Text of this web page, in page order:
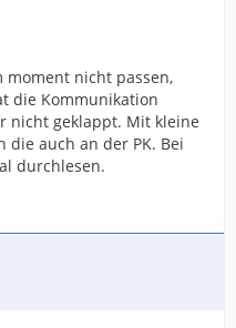
moment nicht passen,
die Kommunikation
nicht geklappt. Mit kleine
die auch an der PK. Bei
durchlesen.